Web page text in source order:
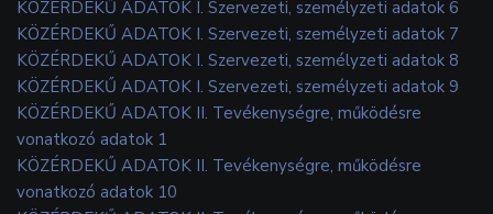
KÖZÉRDEKŰ ADATOK I. Szervezeti, személyzeti adatok 6
KÖZÉRDEKŰ ADATOK I. Szervezeti, személyzeti adatok 7
KÖZÉRDEKŰ ADATOK I. Szervezeti, személyzeti adatok 8
KÖZÉRDEKŰ ADATOK I. Szervezeti, személyzeti adatok 9
KÖZÉRDEKŰ ADATOK II. Tevékenységre, működésre
vonatkozó adatok 1
KÖZÉRDEKŰ ADATOK II. Tevékenységre, működésre
vonatkozó adatok 10